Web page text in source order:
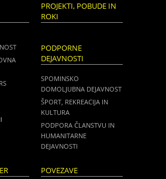
PROJEKTI, POBUDE IN
ROKI
PODPORNE
DEJAVNOSTI
SPOMINSKO
DOMOLJUBNA DEJAVNOST
ŠPORT, REKREACIJA IN
KULTURA
PODPORA ČLANSTVU IN
HUMANITARNE
DEJAVNOSTI
POVEZAVE